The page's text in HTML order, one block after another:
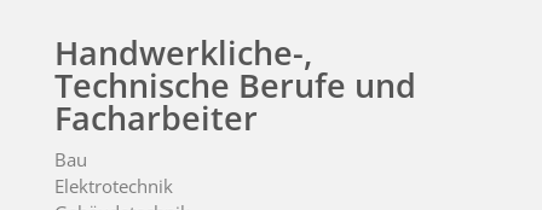
Handwerkliche-,
Technische Berufe und
Facharbeiter
Bau
Elektrotechnik